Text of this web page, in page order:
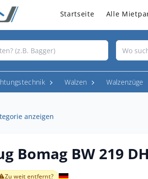
Startseite Alle
Walzen Walzenzüge
anzeigen
Bomag BW 219
Zu weit entfernt?